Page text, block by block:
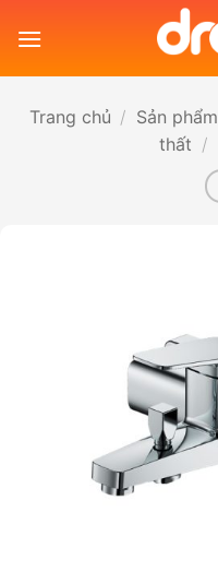
qua
Trang chủ / Sản phẩm
thất /